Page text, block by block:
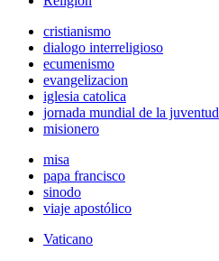
cristianismo
dialogo interreligioso
ecumenismo
evangelizacion
iglesia catolica
jornada mundial de la juventud
misionero
misa
papa francisco
sinodo
viaje apostólico
Vaticano